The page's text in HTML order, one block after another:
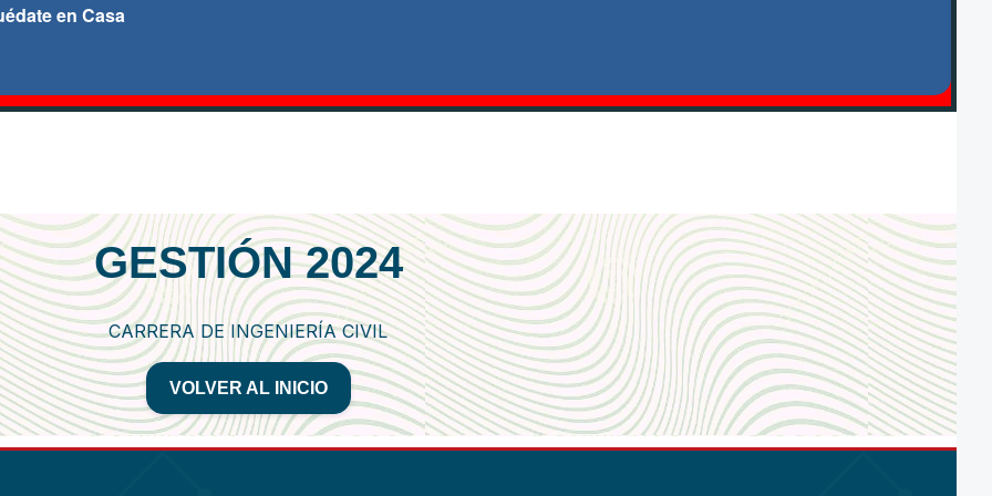
en Casa
GESTIÓN 2024
CARRERA DE INGENIERÍA CIVIL
VOLVER AL INICIO